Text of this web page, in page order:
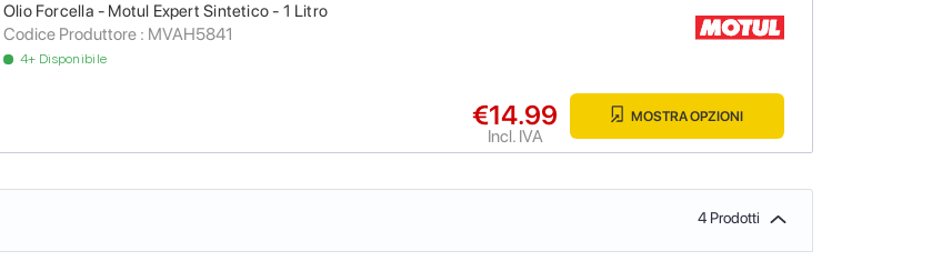
Olio Forcella - Motul Expert Sintetico - 1 Litro
Codice Produttore : MVAH5841
4+ Disponibile
€14.99
Incl. IVA
MOSTRA OPZIONI
4 Prodotti